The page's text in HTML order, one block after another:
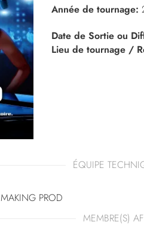
Année de tournage:
Date de Sortie ou
Lieu de tournage /
ÉQUIPE
MAKING PROD
MEMBRE(S)